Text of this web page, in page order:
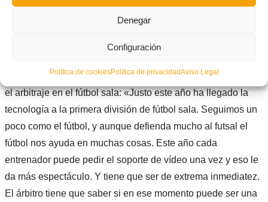
Denegar
Configuración
Política de cookiesPolítica de privacidadAviso Legal
Dia de l’Àrbitræde la
Javier Ayalahabló sobre la adaptación de la tecnología en
el arbitraje en el fútbol sala: «Justo este año ha llegado la
tecnología a la primera división de fútbol sala. Seguimos un
poco como el fútbol, y aunque defienda mucho al futsal el
fútbol nos ayuda en muchas cosas. Este año cada
entrenador puede pedir el soporte de vídeo una vez y eso le
da más espectáculo. Y tiene que ser de extrema inmediatez.
El árbitro tiene que saber si en ese momento puede ser una